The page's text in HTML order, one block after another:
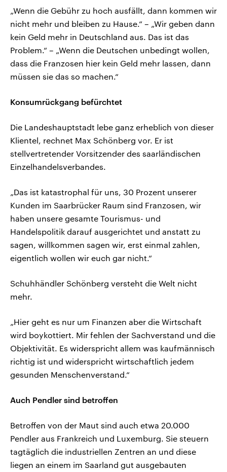
„Wenn die Gebühr zu hoch ausfällt, dann kommen wir
nicht mehr und bleiben zu Hause.“ – „Wir geben dann
kein Geld mehr in Deutschland aus. Das ist das
Problem.“ – „Wenn die Deutschen unbedingt wollen,
dass die Franzosen hier kein Geld mehr lassen, dann
müssen sie das so machen.“
Konsumrückgang befürchtet
Die Landeshauptstadt lebe ganz erheblich von dieser
Klientel, rechnet Max Schönberg vor. Er ist
stellvertretender Vorsitzender des saarländischen
Einzelhandelsverbandes.
„Das ist katastrophal für uns, 30 Prozent unserer
Kunden im Saarbrücker Raum sind Franzosen, wir
haben unsere gesamte Tourismus- und
Handelspolitik darauf ausgerichtet und anstatt zu
sagen, willkommen sagen wir, erst einmal zahlen,
eigentlich wollen wir euch gar nicht.“
Schuhhändler Schönberg versteht die Welt nicht
mehr.
„Hier geht es nur um Finanzen aber die Wirtschaft
wird boykottiert. Mir fehlen der Sachverstand und die
Objektivität. Es widerspricht allem was kaufmännisch
richtig ist und widerspricht wirtschaftlich jedem
gesunden Menschenverstand.“
Auch Pendler sind betroffen
Betroffen von der Maut sind auch etwa 20.000
Pendler aus Frankreich und Luxemburg. Sie steuern
tagtäglich die industriellen Zentren an und diese
liegen an einem im Saarland gut ausgebauten